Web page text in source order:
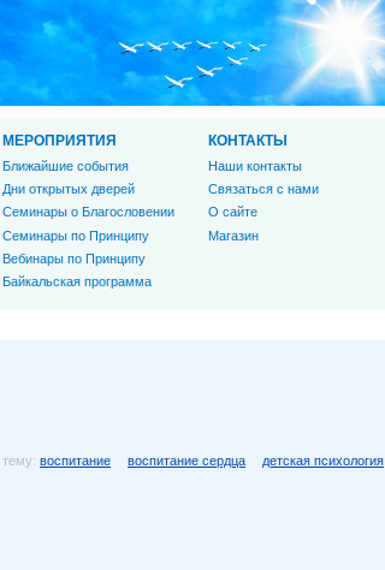
воспитание воспитание сердца детская психология
МЕРОПРИЯТИЯ
Ближайшие события
Дни открытых дверей
Семинары о Благословении
Семинары по Принципу
Вебинары по Принципу
Байкальская программа
КОНТАКТЫ
Наши контакты
Связаться с нами
О сайте
Магазин